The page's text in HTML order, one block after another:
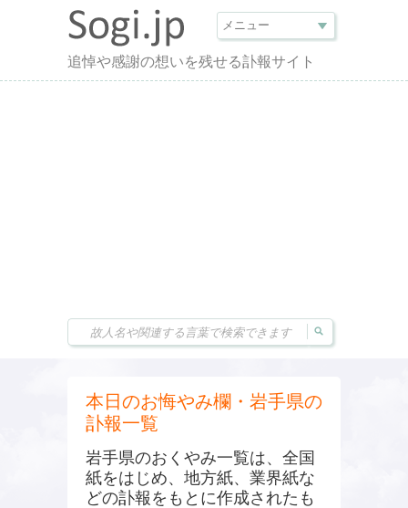
追悼や感謝の想いを残せる訃報サイト
本日のお悔やみ欄・岩手県の
訃報一覧
岩手県のおくやみ一覧は、全国
紙をはじめ、地方紙、業界紙な
どの訃報をもとに作成されたも